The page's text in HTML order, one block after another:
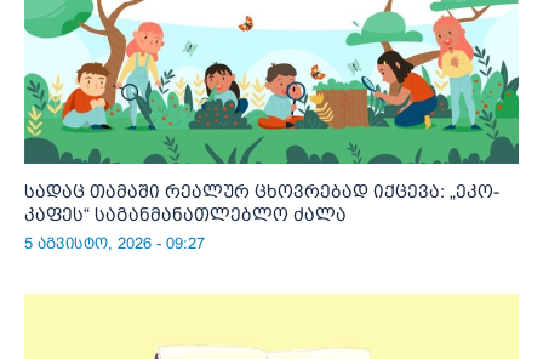
სადაც თამაში რეალურ ცხოვრებად იქცევა: „ეკო-
კაფეს“ საგანმანათლებლო ძალა
5 აგვისტო, 2026 - 09:27